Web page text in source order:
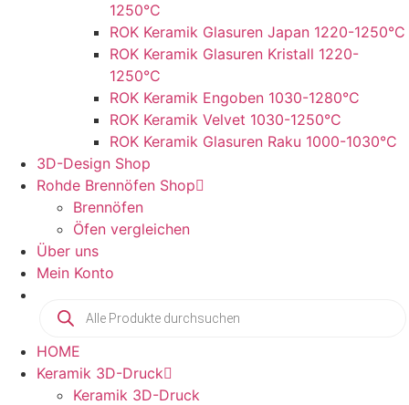
1250°C
ROK Keramik Glasuren Japan 1220-1250°C
ROK Keramik Glasuren Kristall 1220-
1250°C
ROK Keramik Engoben 1030-1280°C
ROK Keramik Velvet 1030-1250°C
ROK Keramik Glasuren Raku 1000-1030°C
3D-Design Shop
Rohde Brennöfen Shop
Brennöfen
Öfen vergleichen
Über uns
Mein Konto
Products
search
HOME
Keramik 3D-Druck
Keramik 3D-Druck